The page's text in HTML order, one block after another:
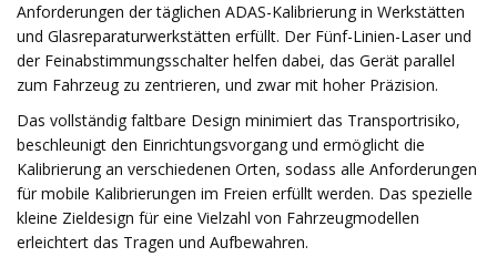
Anforderungen der täglichen ADAS-Kalibrierung in Werkstätten
und Glasreparaturwerkstätten erfüllt. Der Fünf-Linien-Laser und
der Feinabstimmungsschalter helfen dabei, das Gerät parallel
zum Fahrzeug zu zentrieren, und zwar mit hoher Präzision.
Das vollständig faltbare Design minimiert das Transportrisiko,
beschleunigt den Einrichtungsvorgang und ermöglicht die
Kalibrierung an verschiedenen Orten, sodass alle Anforderungen
für mobile Kalibrierungen im Freien erfüllt werden. Das spezielle
kleine Zieldesign für eine Vielzahl von Fahrzeugmodellen
erleichtert das Tragen und Aufbewahren.